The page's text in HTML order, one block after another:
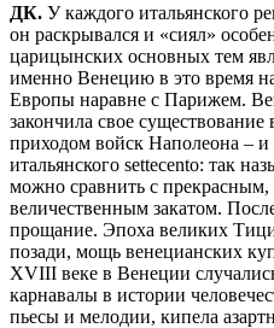
ДК. У каждого итальянского
он раскрывался и «сиял»
царицынских основных тем
именно Венецию в это время
Европы наравне с Парижем.
закончила свое существование
приходом войск Наполеона – и
итальянского settecento: так
можно сравнить с
величественным закатом.
прощание. Эпоха великих
позади, мощь венецианских
XVIII веке в Венеции
карнавалы в истории
пьесы и мелодии, кипела